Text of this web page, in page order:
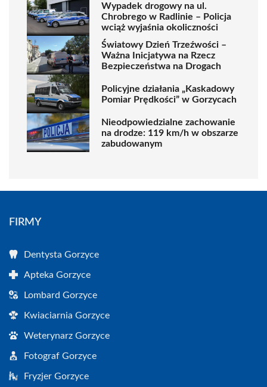
Wypadek drogowy na ul.
Chrobrego w Radlinie – Policja
wciąż wyjaśnia okoliczności
Światowy Dzień Trzeźwości –
Ważna Inicjatywa na Rzecz
Bezpieczeństwa na Drogach
Policyjne działania „Kaskadowy
Pomiar Prędkości” w Gorzycach
Nieodpowiedzialne zachowanie
na drodze: 119 km/h w obszarze
zabudowanym
FIRMY
Dentysta Gorzyce
Apteka Gorzyce
Lombard Gorzyce
Kwiaciarnia Gorzyce
Weterynarz Gorzyce
Fotograf Gorzyce
Fryzjer Gorzyce